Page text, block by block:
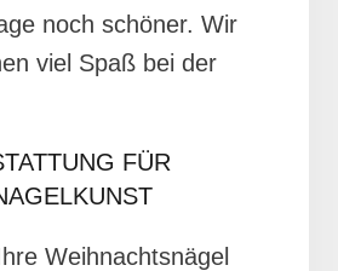
noch schöner. Wir
viel Spaß bei der
FÜR
Weihnachtsnägel